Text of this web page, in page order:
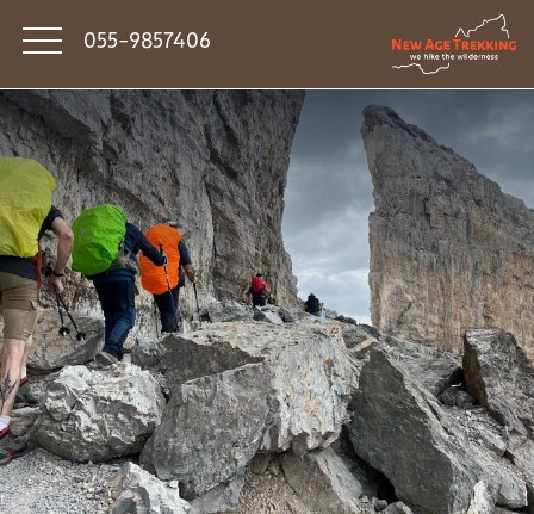
055-9857406
סיפורי דרך
פודקאסט טראק טוק
תקנון